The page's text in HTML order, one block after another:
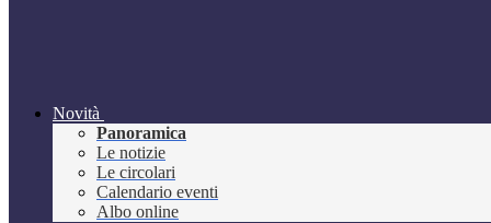
Novità
Panoramica
Le notizie
Le circolari
Calendario eventi
Albo online